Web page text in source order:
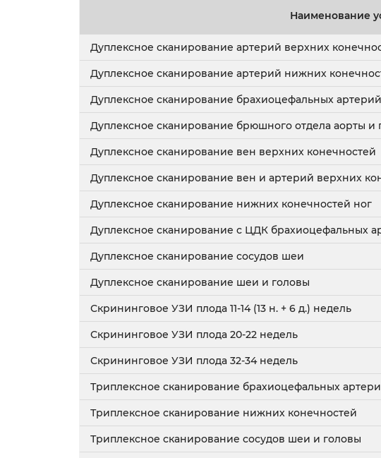
Наименование
Дуплексное сканирование артерий верхних
Дуплексное сканирование артерий нижних
Дуплексное сканирование брахиоцефальных
Дуплексное сканирование брюшного отдела аорты и
Дуплексное сканирование вен верхних конечностей
Дуплексное сканирование вен и артерий верхних
Дуплексное сканирование нижних конечностей ног
Дуплексное сканирование с ЦДК брахиоцефальных
Дуплексное сканирование сосудов шеи
Дуплексное сканирование шеи и головы
Скрининговое УЗИ плода 11-14 (13 н. + 6 д.) недель
Скрининговое УЗИ плода 20-22 недель
Скрининговое УЗИ плода 32-34 недель
Триплексное сканирование брахиоцефальных
Триплексное сканирование нижних конечностей
Триплексное сканирование сосудов шеи и головы